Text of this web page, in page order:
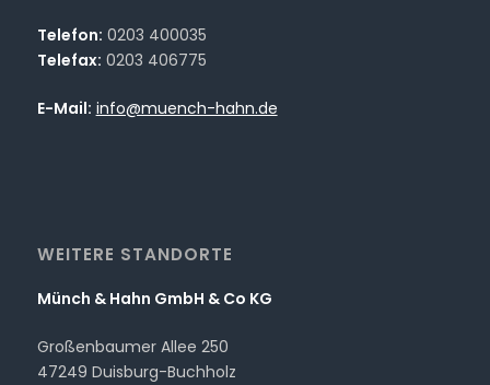
Telefon: 0203 400035
Telefax: 0203 406775
E-Mail: info@muench-hahn.de
WEITERE STANDORTE
Münch & Hahn GmbH & Co KG
Großenbaumer Allee 250
47249 Duisburg-Buchholz